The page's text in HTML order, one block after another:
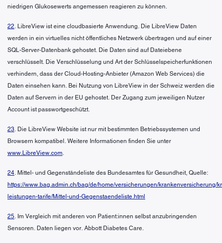
niedrigen Glukosewerts angemessen reagieren zu können.
22. LibreView ist eine cloudbasierte Anwendung. Die LibreView Daten
werden in ein virtuelles nicht öffentliches Netzwerk übertragen und auf einer
SQL-Server-Datenbank gehostet. Die Daten sind auf Dateiebene
verschlüsselt. Die Verschlüsselung und Art der Schlüsselspeicherfunktionen
verhindern, dass der Cloud-Hosting-Anbieter (Amazon Web Services) die
Daten einsehen kann. Bei Nutzung von LibreView in der Schweiz werden die
Daten auf Servern in der EU gehostet. Der Zugang zum jeweiligen Nutzer
Account ist passwortgeschützt.
23. Die LibreView Website ist nur mit bestimmten Betriebssystemen und
Browsern kompatibel. Weitere Informationen finden Sie unter
www.LibreView.com.
24. Mittel- und Gegenständeliste des Bundesamtes für Gesundheit, Quelle:
https://www.bag.admin.ch/bag/de/home/versicherungen/krankenversicherung/
leistungen-tarife/Mittel-und-Gegenstaendeliste.html
25. Im Vergleich mit anderen von Patient:innen selbst anzubringenden
Sensoren. Daten liegen vor. Abbott Diabetes Care.